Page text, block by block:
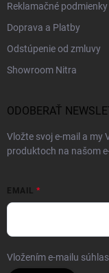
Reklamačné podmienky
Doprava a Platby
Odstúpenie od zmluvy
Showroom Nitra
ODOBERAŤ
Vložte svoj e-mail a my
produktoch na našom
EMAIL
Vložením e-mailu